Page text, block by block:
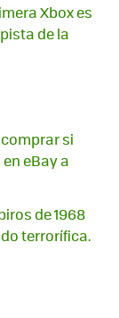
Xbox es
de la
si
eBay a
de 1968
terrorífica.